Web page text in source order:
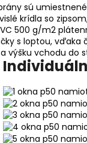
sú
krídla so
500 g/m2
s loptou, vďaka
výšku vchodu do